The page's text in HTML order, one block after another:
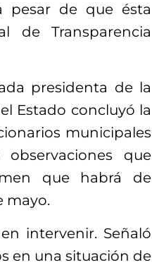
pesar de que ésta
de Transparencia
presidenta de la
Estado concluyó la
municipales
que
que habrá de
mayo.
intervenir. Señaló
en una situación de